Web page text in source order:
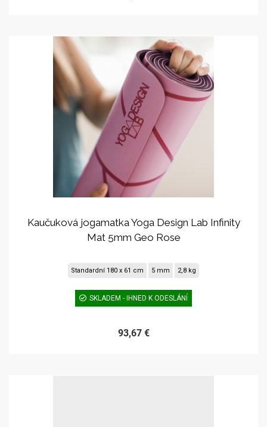
Kaučuková jogamatka Yoga Design Lab Infinity
Mat 5mm Geo Rose
Standardní 180 x 61 cm 5 mm 2,8 kg
SKLADEM - IHNED K ODESLÁNÍ
93,67 €